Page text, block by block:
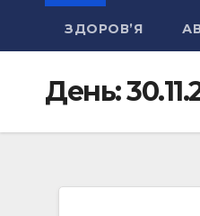
ЗДОРОВ’Я
День: